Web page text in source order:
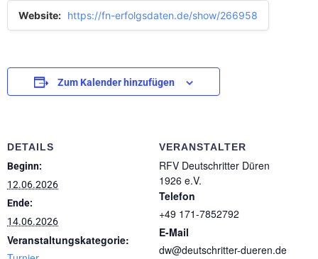
Website: https://fn-erfolgsdaten.de/show/266958
Zum Kalender hinzufügen
DETAILS
Beginn:
12.06.2026
Ende:
14.06.2026
Veranstaltungskategorie:
VERANSTALTER
RFV Deutschritter Düren
1926 e.V.
Telefon
+49 171-7852792
E-Mail
dw@deutschritter-dueren.de